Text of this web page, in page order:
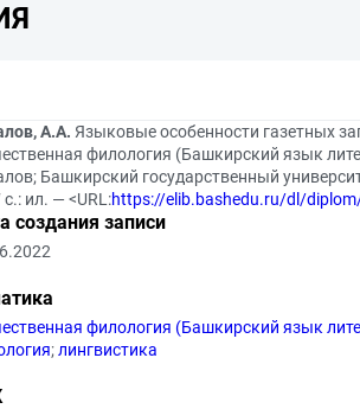
А.А. Языковые особенности газетных
филология (Башкирский язык
Башкирский государственный
ил. — <URL:https://elib.bashedu.ru/dl/
создания записи
филология (Башкирский язык
;лингвистика